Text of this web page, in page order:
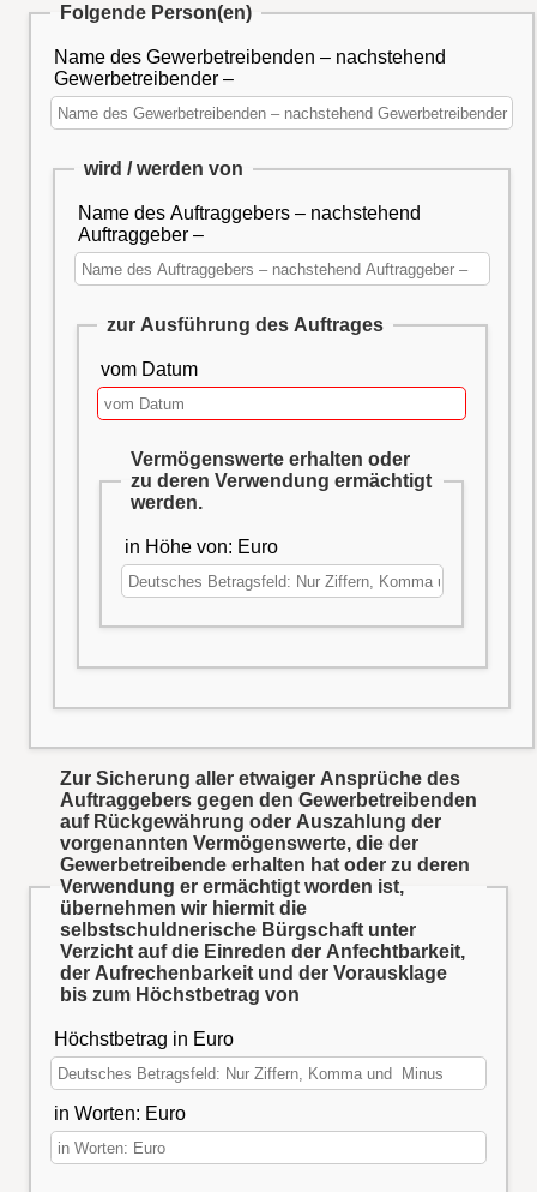
Folgende Person(en)
Name des Gewerbetreibenden – nachstehend
Gewerbetreibender –
wird / werden von
Name des Auftraggebers – nachstehend
Auftraggeber –
zur Ausführung des Auftrages
vom Datum
Vermögenswerte erhalten oder
zu deren Verwendung ermächtigt
werden.
in Höhe von: Euro
Zur Sicherung aller etwaiger Ansprüche des
Auftraggebers gegen den Gewerbetreibenden
auf Rückgewährung oder Auszahlung der
vorgenannten Vermögenswerte, die der
Gewerbetreibende erhalten hat oder zu deren
Verwendung er ermächtigt worden ist,
übernehmen wir hiermit die
selbstschuldnerische Bürgschaft unter
Verzicht auf die Einreden der Anfechtbarkeit,
der Aufrechenbarkeit und der Vorausklage
bis zum Höchstbetrag von
Höchstbetrag in Euro
in Worten: Euro